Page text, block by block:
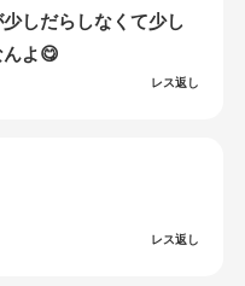
しだらしなくて少し
よ😋
レス返し
レス返し